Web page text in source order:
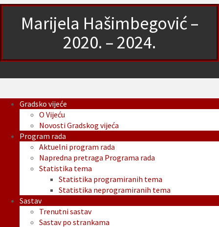
Marijela Hašimbegović –
2020. – 2024.
Gradsko vijeće
O Vijeću
Novosti Gradskog vijeća
Program rada
Aktuelni program rada
Napredna pretraga Programa rada
Statistika tema
Statistika programiranih tema
Statistika neprogramiranih tema
Sastav
Trenutni sastav
Sastav po strankama